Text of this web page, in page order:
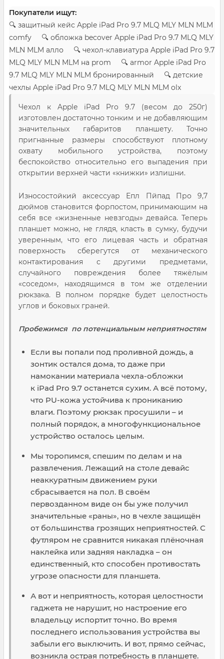
Покупатели ищут:
🔍 защитный кейс Apple iPad Pro 9.7 MLQ MLY MLN MLM
comfy 🔍 обложка becover Apple iPad Pro 9.7 MLQ MLY
MLN MLM алло 🔍 чехол-клавиатура Apple iPad Pro 9.7
MLQ MLY MLN MLM на prom 🔍 armor Apple iPad Pro
9.7 MLQ MLY MLN MLM бронированный 🔍 детские
чехлы Apple iPad Pro 9.7 MLQ MLY MLN MLM olx
Чехол к Apple iPad Pro 9.7 (весом до 250г)
изготовлен достаточно тонким и не добавляющим
значительных габаритов планшету. Точно
пригнанные размеры способствуют плотному
охвату мобильного устройства, поэтому
беспокойство относительно его выпадения при
открытии верхней части «книжки» излишни.
Износостойкий аксессуар Епл Пйпад Про 9,7
дюймов становится форпостом, принимающим на
себя все «жизненные невзгоды» девайса. Теперь
планшет можно, не глядя, класть в сумку, будучи
уверенным, что его лицевая часть и обратная
поверхность сберегутся от механического
контактирования с другими предметами,
случайного повреждения более тяжёлым
«соседом», находящимся в том же отделении
рюкзака. В полном порядке будет целостность
углов и боковых граней.
Пробежимся по потенциальным неприятностям
Если вы попали под проливной дождь, а
зонтик остался дома, то даже при
намокании материала чехла-обложки
к iPad Pro 9.7 останется сухим. А всё потому,
что PU-кожа устойчива к прониканию
влаги. Поэтому рюкзак просушили – и
полный порядок, а многофункциональное
устройство осталось целым.
Мы торопимся, спешим по делам и на
развлечения. Лежащий на столе девайс
неаккуратным движением руки
сбрасывается на пол. В своём
первозданном виде он бы уже получил
значительные «раны», но в чехле защищён
от большинства грозящих неприятностей. С
футляром не сравнится никакая плёночная
наклейка или задняя накладка – он
единственный, кто способен противостать
угрозе опасности для планшета.
А вот и неприятность, которая целостности
гаджета не нарушит, но настроение его
владельцу испортит точно. Во время
последнего использования устройства вы
забыли его выключить. И вот, прямо сейчас,
возникла острая потребность в планшете.